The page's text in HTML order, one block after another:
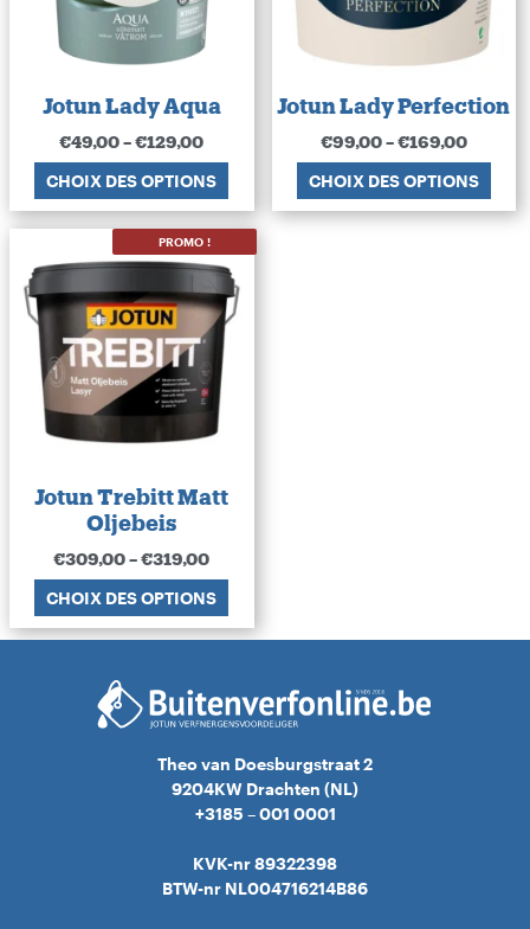
Jotun Lady Aqua
€49,00–€129,00
CHOIX DES OPTIONS
Jotun Lady Perfection
€99,00–€169,00
CHOIX DES OPTIONS
PROMO !
Jotun Trebitt Matt
Oljebeis
€309,00–€319,00
CHOIX DES OPTIONS
Theo van Doesburgstraat 2
9204KW Drachten (NL)
+3185 – 001 0001
KVK-nr 89322398
BTW-nr NL004716214B86